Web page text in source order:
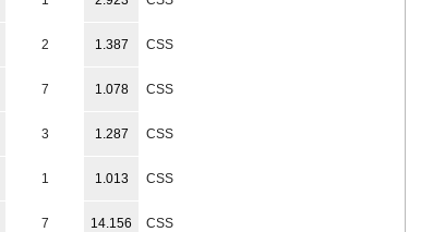
2 1.387 CSS
7 1.078 CSS
3 1.287 CSS
1 1.013 CSS
7 14.156 CSS